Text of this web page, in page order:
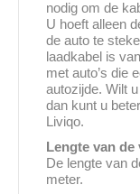
nodig om de
U hoeft alleen
de auto te
laadkabel is
met auto’s die
autozijde. Wilt
dan kunt u
Liviqo.
Lengte van de
De lengte van
meter.